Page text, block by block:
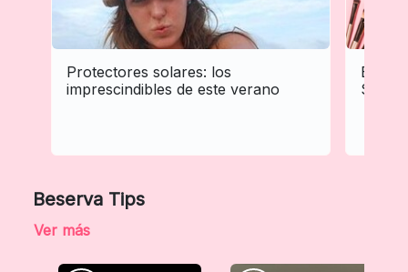
Protectores solares: los
imprescindibles de este verano
El
Sigue
Beserva Tips
Ver más